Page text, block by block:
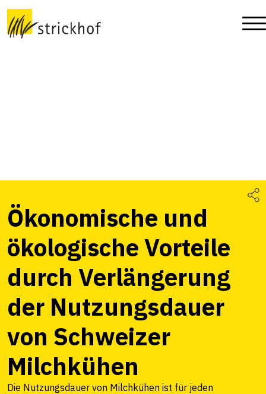
Ökonomische und
ökologische Vorteile
durch Verlängerung
der Nutzungsdauer
von Schweizer
Milchkühen
Die Nutzungsdauer von Milchkühen ist für jeden